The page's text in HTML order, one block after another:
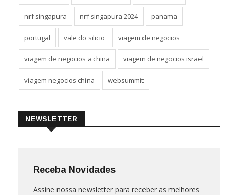
nrf singapura nrf singapura 2024 panama
portugal vale do silicio viagem de negocios
viagem de negocios a china viagem de negocios israel
viagem negocios china websummit
NEWSLETTER
Receba Novidades
Assine nossa newsletter para receber as melhores